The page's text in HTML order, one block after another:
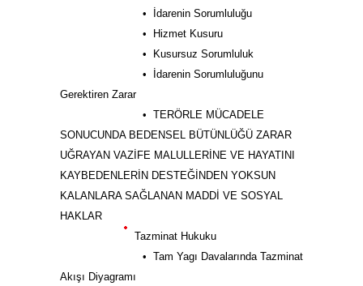
• İdarenin Sorumluluğu
• Hizmet Kusuru
• Kusursuz Sorumluluk
• İdarenin Sorumluluğunu
Gerektiren Zarar
• TERÖRLE MÜCADELE
SONUCUNDA BEDENSEL BÜTÜNLÜĞÜ ZARAR
UĞRAYAN VAZİFE MALULLERİNE VE HAYATINI
KAYBEDENLERİN DESTEĞİNDEN YOKSUN
KALANLARA SAĞLANAN MADDİ VE SOSYAL
HAKLAR
Tazminat Hukuku
• Tam Yagı Davalarında Tazminat
Akışı Diyagramı